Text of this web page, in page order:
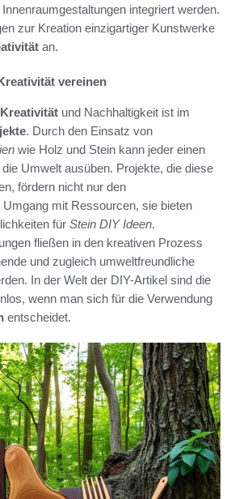
integriert werden.
zur Kreation einzigartiger Kunstwerke
an.
vereinen
Kreativität und Nachhaltigkeit ist im
. Durch den Einsatz von
wie Holz und Stein kann jeder einen
Umwelt ausüben. Projekte, die diese
fördern nicht nur den
mit Ressourcen, sie bieten
für Stein DIY Ideen.
fließen in den kreativen Prozess
und zugleich umweltfreundliche
In der Welt der DIY-Artikel sind die
wenn man sich für die Verwendung
entscheidet.